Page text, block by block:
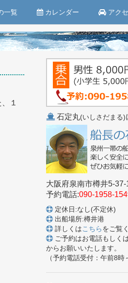
一覧 カレンダー アク
１
石定丸(いしさだまる)
大阪府泉南市樽井5-37-
予約電話:090-1958-
定休日:なし(不定休)
出船場所:樽井港
詳しくはこちらをご覧
ご予約はお電話もしく
からお願いいたします。
（予約電話受付：午前8時